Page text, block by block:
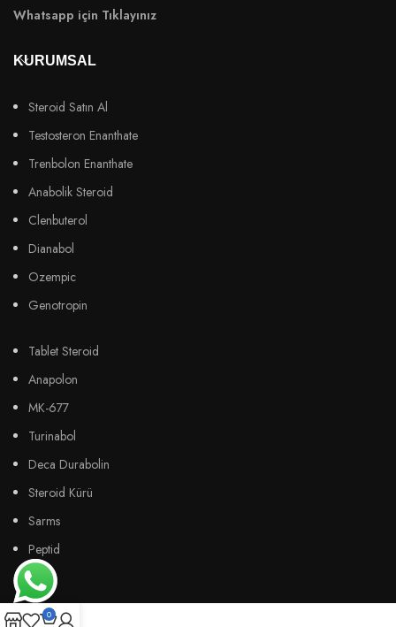
Whatsapp için Tıklayınız
KURUMSAL
Steroid Satın Al
Testosteron Enanthate
Trenbolon Enanthate
Anabolik Steroid
Clenbuterol
Dianabol
Ozempic
Genotropin
Tablet Steroid
Anapolon
MK-677
Turinabol
Deca Durabolin
Steroid Kürü
Sarms
Peptid
0